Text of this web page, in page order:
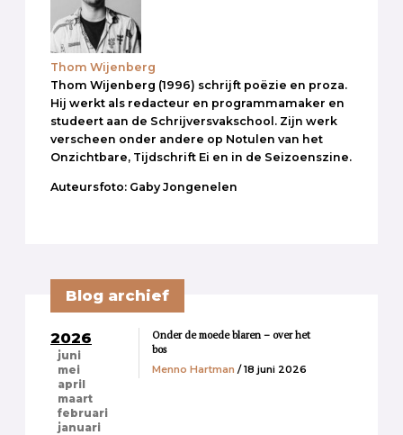
Thom Wijenberg
Thom Wijenberg (1996) schrijft poëzie en proza.
Hij werkt als redacteur en programmamaker en
studeert aan de Schrijversvakschool. Zijn werk
verscheen onder andere op Notulen van het
Onzichtbare, Tijdschrift Ei en in de Seizoenszine.
Auteursfoto: Gaby Jongenelen
Blog archief
2026
juni
mei
april
maart
februari
januari
Onder de moede blaren – over het
bos
Menno Hartman / 18 juni 2026